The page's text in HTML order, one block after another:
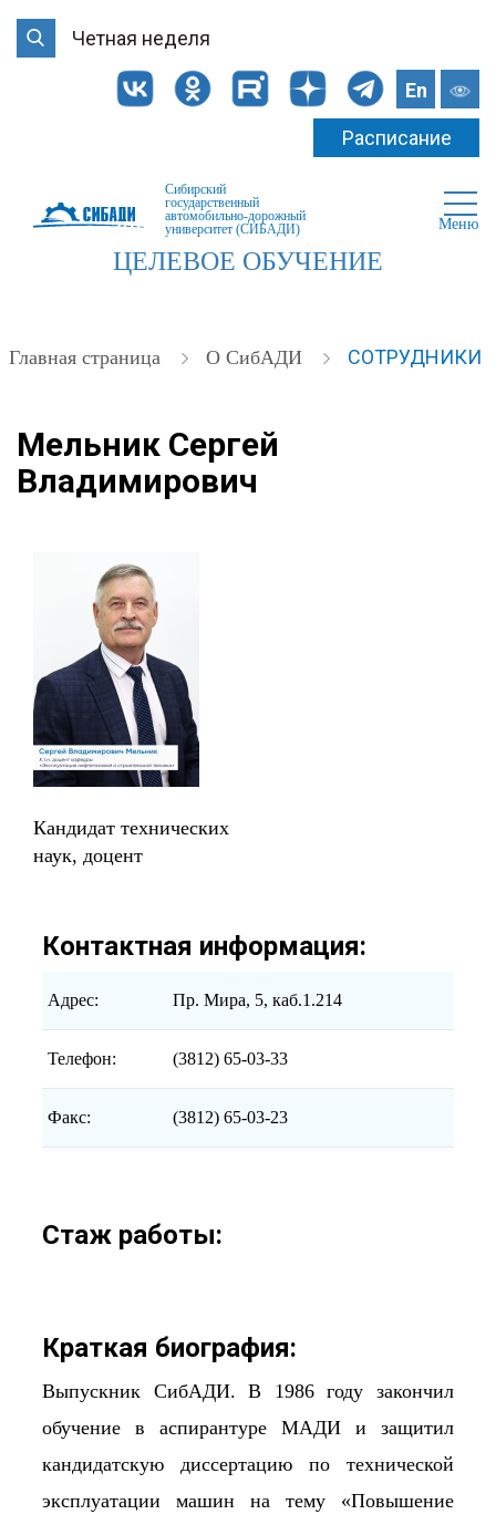
Четная неделя
En
Расписание
Сибирский
государственный
автомобильно-дорожный
университет (СИБАДИ)
Меню
ЦЕЛЕВОЕ ОБУЧЕНИЕ
Главная страница О СибАДИ СОТРУДНИКИ
Мельник Сергей
Владимирович
Кандидат технических
наук, доцент
Контактная информация:
Адрес: Пр. Мира, 5, каб.1.214
Телефон: (3812) 65-03-33
Факс: (3812) 65-03-23
Стаж работы:
Краткая биография:
Выпускник СибАДИ. В 1986 году закончил
обучение в аспирантуре МАДИ и защитил
кандидатскую диссертацию по технической
эксплуатации машин на тему «Повышение